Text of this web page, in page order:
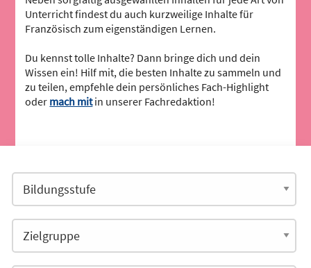
Unterricht findest du auch kurzweilige Inhalte für
Französisch zum eigenständigen Lernen.
Du kennst tolle Inhalte? Dann bringe dich und dein
Wissen ein! Hilf mit, die besten Inhalte zu sammeln und
zu teilen, empfehle dein persönliches Fach-Highlight
oder mach mitin unserer Fachredaktion!